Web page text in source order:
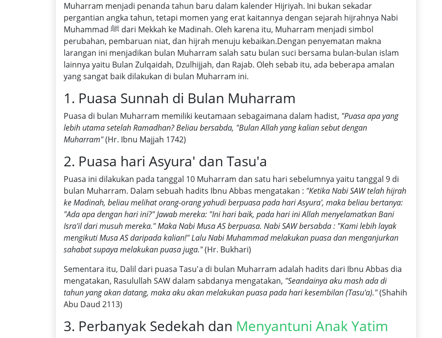
Muharram menjadi penanda tahun baru dalam kalender Hijriyah. Ini bukan sekadar
pergantian angka tahun, tetapi momen yang erat kaitannya dengan sejarah hijrahnya Nabi
Muhammad ﷺ dari Mekkah ke Madinah. Oleh karena itu, Muharram menjadi simbol
perubahan, pembaruan niat, dan hijrah menuju kebaikan.Dengan penyematan makna
larangan ini menjadikan bulan Muharram salah satu bulan suci bersama bulan-bulan islam
lainnya yaitu Bulan Zulqaidah, Dzulhijjah, dan Rajab. Oleh sebab itu, ada beberapa amalan
yang sangat baik dilakukan di bulan Muharram ini.
1. Puasa Sunnah di Bulan Muharram
Puasa di bulan Muharram memiliki keutamaan sebagaimana dalam hadist, "Puasa apa yang
lebih utama setelah Ramadhan? Beliau bersabda, "Bulan Allah yang kalian sebut dengan
Muharram"(Hr. Ibnu Majjah 1742)
2. Puasa hari Asyura' dan Tasu'a
Puasa ini dilakukan pada tanggal 10 Muharram dan satu hari sebelumnya yaitu tanggal 9 di
bulan Muharram. Dalam sebuah hadits Ibnu Abbas mengatakan : "Ketika Nabi SAW telah hijrah
ke Madinah, beliau melihat orang-orang yahudi berpuasa pada hari Asyura', maka beliau bertanya:
"Ada apa dengan hari ini?" Jawab mereka: "Ini hari baik, pada hari ini Allah menyelamatkan Bani
Isra'il dari musuh mereka." Maka Nabi Musa AS berpuasa. Nabi SAW bersabda : "Kami lebih layak
mengikuti Musa AS daripada kalian!" Lalu Nabi Muhammad melakukan puasa dan menganjurkan
sahabat supaya melakukan puasa juga."(Hr. Bukhari)
Sementara itu, Dalil dari puasa Tasu'a di bulan Muharram adalah hadits dari Ibnu Abbas dia
mengatakan, Rasulullah SAW dalam sabdanya mengatakan, "Seandainya aku mash ada di
tahun yang akan datang, maka aku akan melakukan puasa pada hari kesembilan (Tasu'a)."(Shahih
Abu Daud 2113)
3. Perbanyak Sedekah dan Menyantuni Anak Yatim